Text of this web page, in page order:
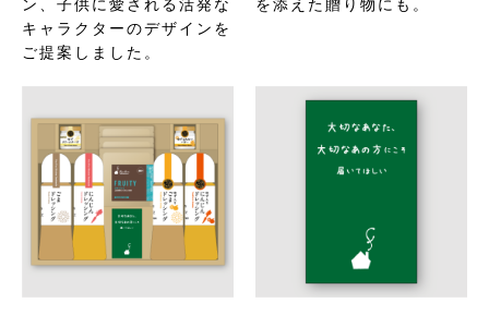
ン、子供に愛される活発な
キャラクターのデザインを
ご提案しました。
を添えた贈り物にも。